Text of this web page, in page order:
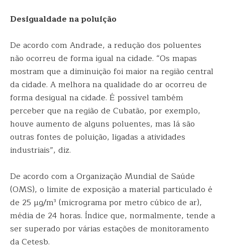
Desigualdade na poluição
De acordo com Andrade, a redução dos poluentes
não ocorreu de forma igual na cidade. “Os mapas
mostram que a diminuição foi maior na região central
da cidade. A melhora na qualidade do ar ocorreu de
forma desigual na cidade. É possível também
perceber que na região de Cubatão, por exemplo,
houve aumento de alguns poluentes, mas lá são
outras fontes de poluição, ligadas a atividades
industriais”, diz.
De acordo com a Organização Mundial de Saúde
(OMS), o limite de exposição a material particulado é
de 25 µg/m³ (micrograma por metro cúbico de ar),
média de 24 horas. Índice que, normalmente, tende a
ser superado por várias estações de monitoramento
da Cetesb.